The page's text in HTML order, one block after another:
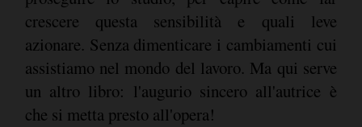
crescere questa sensibilità e quali leve
azionare. Senza dimenticare i cambiamenti cui
assistiamo nel mondo del lavoro. Ma qui serve
un altro libro: l'augurio sincero all'autrice è
che si metta presto all'opera!